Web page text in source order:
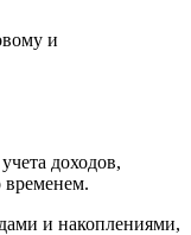
и
доходов,
временем.
и накоплениями,